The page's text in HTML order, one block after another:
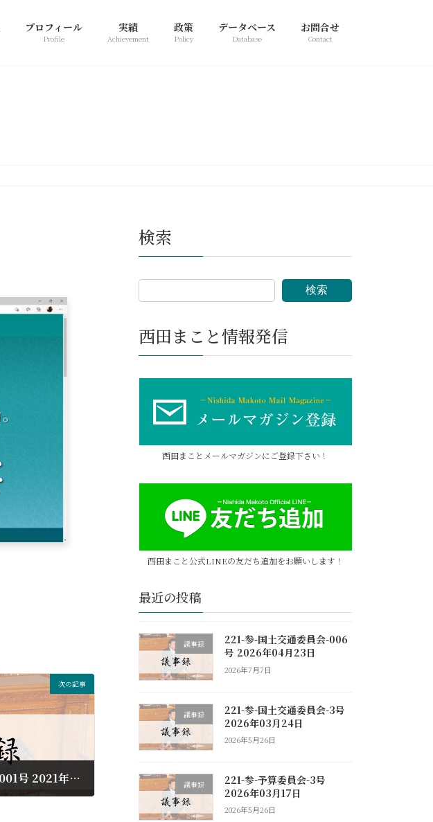
プロフィール
Profile
実績
Achievement
政策
Policy
データベース
Database
お問合せ
Contact
次の記事
207閉-参-農林水産委員会-001号 2021年12月22日
検索
検索
西田まこと情報発信
西田まことメールマガジンにご登録下さい！
西田まこと公式LINEの友だち追加をお願いします！
最近の投稿
議事録
221-参-国土交通委員会-006
号 2026年04月23日
2026年7月7日
議事録
221-参-国土交通委員会-3号
2026年03月24日
2026年5月26日
議事録
221-参-予算委員会-3号
2026年03月17日
2026年5月26日